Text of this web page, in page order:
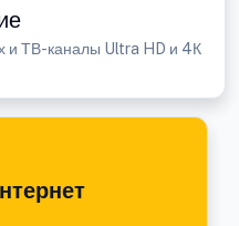
и ТВ-каналы Ultra HD и 4К